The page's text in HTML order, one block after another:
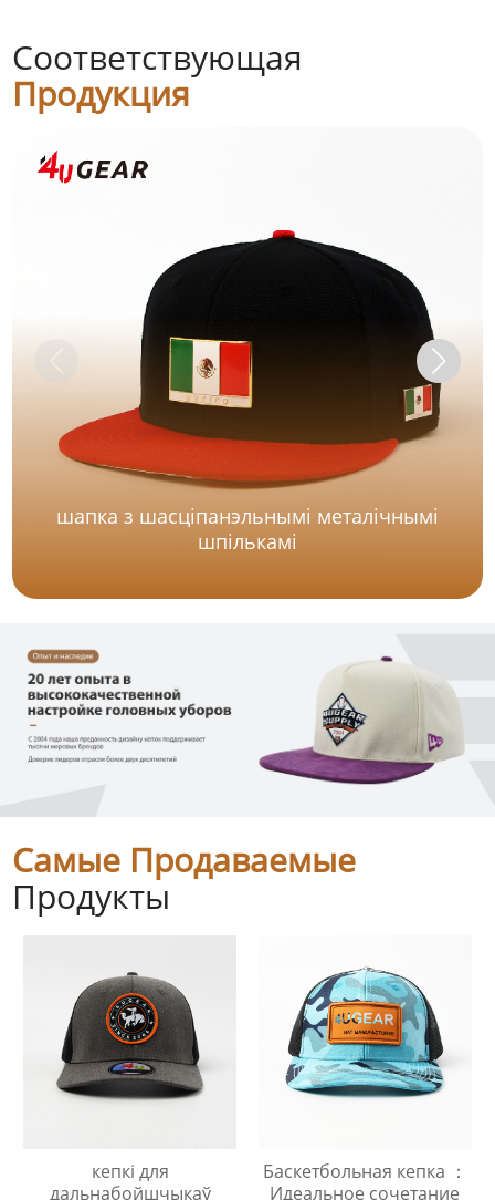
Соответствующая
Продукция
шапка з шасціпанэльнымі металічнымі
шпількамі
Самые Продаваемые
Продукты
кепкі для
дальнабойшчыкаў
Баскетбольная кепка ：
Идеальное сочетание